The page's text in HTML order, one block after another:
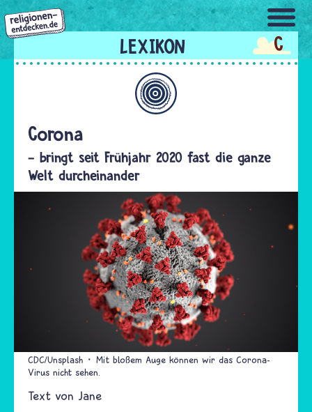
Direkt
zum
Inhalt
C
Corona
- bringt seit Frühjahr 2020 fast die ganze
Welt durcheinander
CDC/Unsplash
Mit bloßem Auge können wir das Corona-
Virus nicht sehen.
Text von Jane